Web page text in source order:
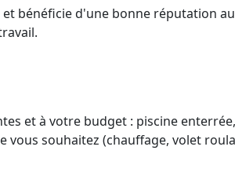
bénéficie d'une bonne réputation
et à votre budget : piscine
vous souhaitez (chauffage, volet